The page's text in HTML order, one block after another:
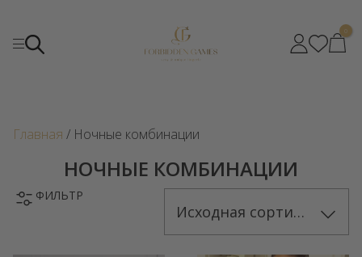
0
Главная / Ночные комбинации
НОЧНЫЕ КОМБИНАЦИИ
ФИЛЬТР
Исходная сортировка